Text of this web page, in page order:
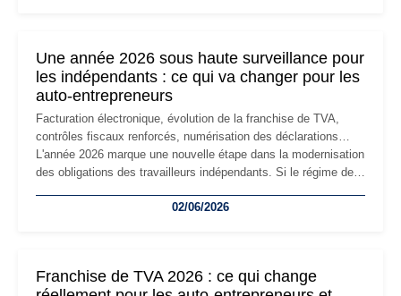
Une année 2026 sous haute surveillance pour
les indépendants : ce qui va changer pour les
auto-entrepreneurs
Facturation électronique, évolution de la franchise de TVA,
contrôles fiscaux renforcés, numérisation des déclarations…
L'année 2026 marque une nouvelle étape dans la modernisation
des obligations des travailleurs indépendants. Si le régime de
les auto-entrepreneurs devront s'adapter à un environnement
02/06/2026
Franchise de TVA 2026 : ce qui change